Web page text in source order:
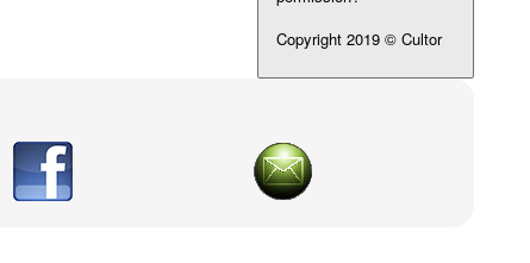
Copyright 2019 © Cultor